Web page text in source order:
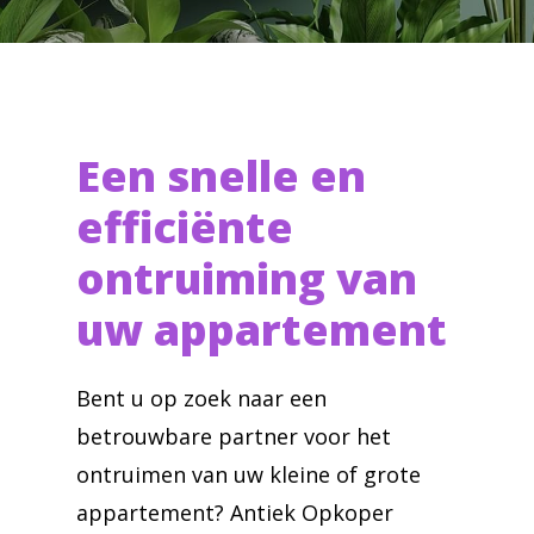
Een snelle en
efficiënte
ontruiming van
uw appartement
Bent u op zoek naar een
betrouwbare partner voor het
ontruimen van uw kleine of grote
appartement? Antiek Opkoper